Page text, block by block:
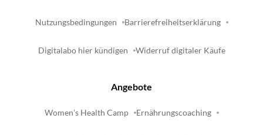
Nutzungsbedingungen Barrierefreiheitserklärung
Digitalabo hier kündigen Widerruf digitaler Käufe
Angebote
Women's Health Camp Ernährungscoaching